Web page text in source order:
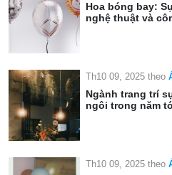
Hoa bóng bay:
nghệ thuật và
Th10 09, 2025 theo
Ngành trang trí
ngôi trong năm
Th10 09, 2025 theo